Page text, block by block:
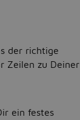
der richtige
Zeilen zu Deiner
ein festes